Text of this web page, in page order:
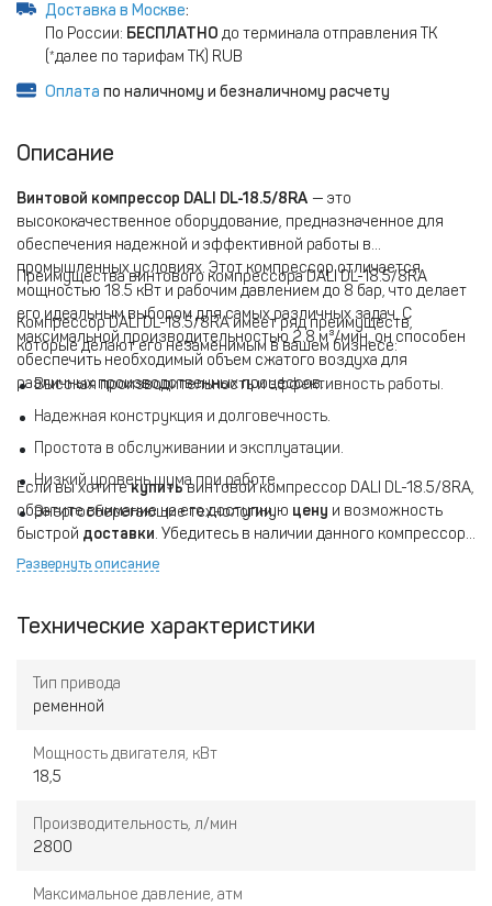
Доставка в Москве:
По России: БЕСПЛАТНО до терминала отправления ТК
(*далее по тарифам ТК) RUB
Оплата по наличному и безналичному расчету
Описание
Винтовой компрессор DALI DL-18.5/8RA — это
высококачественное оборудование, предназначенное для
обеспечения надежной и эффективной работы в
промышленных условиях. Этот компрессор отличается
мощностью 18.5 кВт и рабочим давлением до 8 бар, что делает
его идеальным выбором для самых различных задач. С
максимальной производительностью 2.8 м³/мин, он способен
обеспечить необходимый объем сжатого воздуха для
различных производственных процессов.
Преимущества винтового компрессора DALI DL-18.5/8RA
Компрессор DALI DL-18.5/8RA имеет ряд преимуществ,
которые делают его незаменимым в вашем бизнесе:
Высокая производительность и эффективность работы.
Надежная конструкция и долговечность.
Простота в обслуживании и эксплуатации.
Низкий уровень шума при работе.
Энергосберегающие технологии.
Если вы хотитекупитьвинтовой компрессор DALI DL-18.5/8RA,
обратите внимание на его доступную цену и возможность
быстрой доставки. Убедитесь в наличии данного компрессора
на нашем сайте, чтобы не упустить шанс улучшить
Развернуть описание
Технические характеристики
Тип привода
ременной
Мощность двигателя, кВт
18,5
Производительность, л/мин
2800
Максимальное давление, атм